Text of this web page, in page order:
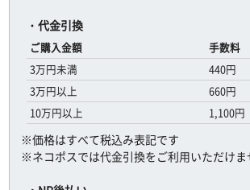
・ 代金引換
ご購入金額
手数料
3万円未満
440円
3万円以上
660円
10万円以上
1,100円
※価格はすべて税込み表記です
※ネコポスでは代金引換をご利用いただけま